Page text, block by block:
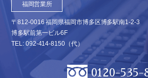
福岡営業所
〒812-0016 福岡県福岡市博多区博多駅南1-2-3
博多駅前第一ビル6F
TEL: 092-414-8150（代）
0120-535-